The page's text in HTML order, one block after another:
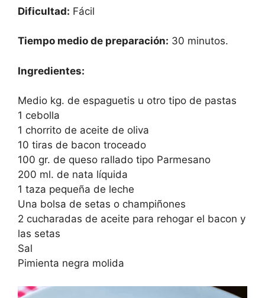
Dificultad: Fácil
Tiempo medio de preparación: 30 minutos.
Ingredientes:
Medio kg. de espaguetis u otro tipo de pastas
1 cebolla
1 chorrito de aceite de oliva
10 tiras de bacon troceado
100 gr. de queso rallado tipo Parmesano
200 ml. de nata líquida
1 taza pequeña de leche
Una bolsa de setas o champiñones
2 cucharadas de aceite para rehogar el bacon y
las setas
Sal
Pimienta negra molida